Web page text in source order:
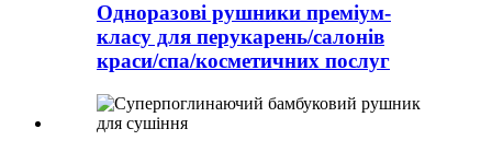
Одноразові рушники преміум-
класу для перукарень/салонів
краси/спа/косметичних послуг